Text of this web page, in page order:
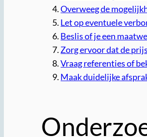
Overweeg de
Let op eventuele
Beslis of je een
Zorg ervoor dat de
Vraag referenties of
Maak duidelijke